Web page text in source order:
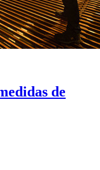
de